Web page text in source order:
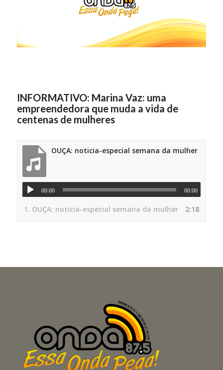
INFORMATIVO: Marina Vaz: uma
empreendedora que muda a vida de
centenas de mulheres
OUÇA: noticia-especial semana da mulher
00:00 00:00
1. OUÇA: noticia-especial semana da mulher 2:18